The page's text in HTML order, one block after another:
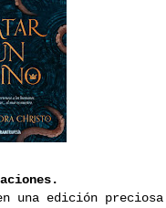
una edición preciosa